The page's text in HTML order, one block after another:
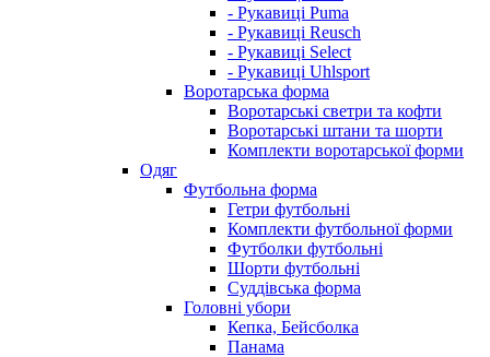
- Рукавиці Puma
- Рукавиці Reusch
- Рукавиці Select
- Рукавиці Uhlsport
Воротарська форма
Воротарські светри та кофти
Воротарські штани та шорти
Комплекти воротарської форми
Одяг
Футбольна форма
Гетри футбольні
Комплекти футбольної форми
Футболки футбольні
Шорти футбольні
Суддівська форма
Головні убори
Кепка, Бейсболка
Панама